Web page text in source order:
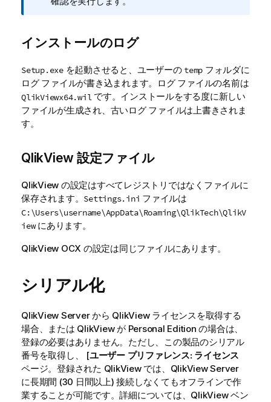
インストールのログ
Setup.exeを起動させると、ユーザーの temp フォルダに
ログ ファイルが書き込まれます。ログ ファイルの名前は
QlikViewx64.wil です。インストールをする度に新しい
ファイルが生成され、古いログ ファイルは上書きされま
す。
QlikView 設定ファイル
QlikView の設定はすべてレジストリではなくファイルに
保存されます。 Settings.ini ファイルは
C:\Users\username\AppData\Roaming\QlikTech\QlikV
iewにあります。
QlikView OCX の設定は同じファイルにあります。
シリアル化
QlikView Server から QlikView ライセンスを取得する
場合、または QlikView が Personal Edition の場合は、
登録の必要はありません。ただし、この製品のシリアル
番号を取得し、 [ユーザー プリファレンス: ライセンス
ページ。登録された QlikView では、QlikView Server
に長期間 (30 日間以上) 接続しなくてもオフラインで作
業することが可能です。詳細については、QlikView ベン